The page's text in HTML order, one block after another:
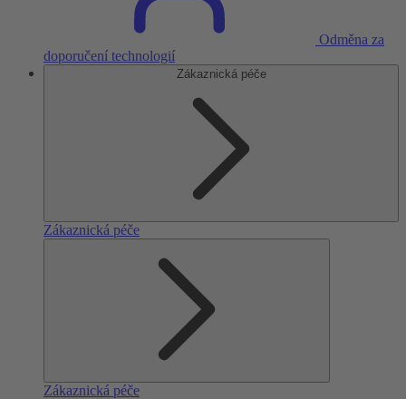
Odměna za
doporučení technologií
Zákaznická péče
Zákaznická péče
Zákaznická péče